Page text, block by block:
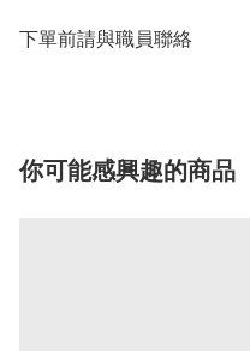
下單前請與職員聯絡
你可能感興趣的商品